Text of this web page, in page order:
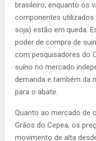
brasileiro, enquanto os
componentes utilizados
soja) estão em queda.
poder de compra de
com pesquisadores do
suíno no mercado
demanda e também da
para o abate.
Quanto ao mercado de
Grãos do Cepea, os
movimento de alta